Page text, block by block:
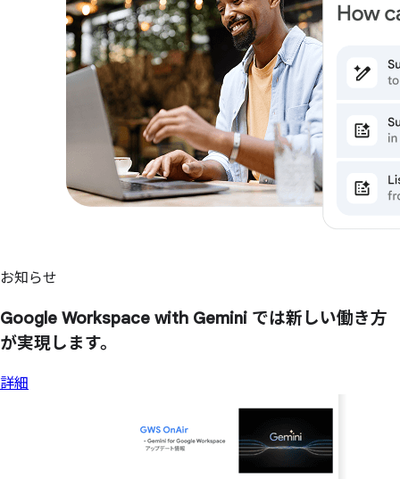
お知らせ
Google Workspace with Gemini では新しい働き方
が実現します。
詳細